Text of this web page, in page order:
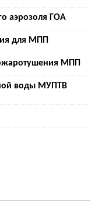
аэрозоля ГОА
для МПП
МПП
воды МУПТВ